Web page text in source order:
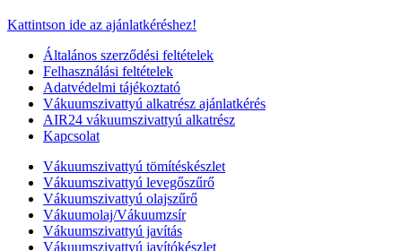
Kattintson ide az ajánlatkéréshez!
Általános szerződési feltételek
Felhasználási feltételek
Adatvédelmi tájékoztató
Vákuumszivattyú alkatrész ajánlatkérés
AIR24 vákuumszivattyú alkatrész
Kapcsolat
Vákuumszivattyú tömítéskészlet
Vákuumszivattyú levegőszűrő
Vákuumszivattyú olajszűrő
Vákuumolaj/Vákuumzsír
Vákuumszivattyú javítás
Vákuumszivattyú javítókészlet